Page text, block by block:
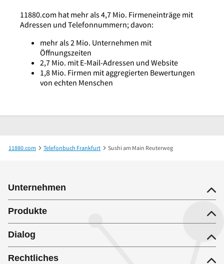
11880.com hat mehr als 4,7 Mio. Firmeneinträge mit
Adressen und Telefonnummern; davon:
mehr als 2 Mio. Unternehmen mit
Öffnungszeiten
2,7 Mio. mit E-Mail-Adressen und Website
1,8 Mio. Firmen mit aggregierten Bewertungen
von echten Menschen
11880.com Telefonbuch Frankfurt Sushi am Main Reuterweg
Unternehmen
Produkte
Dialog
Rechtliches